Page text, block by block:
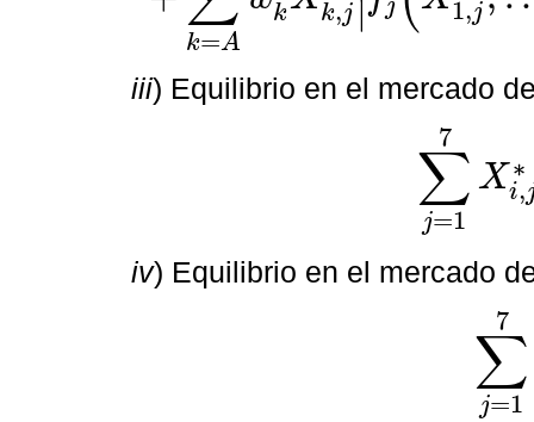
k=A
k k,j ∣ j 1,j
iii) Equilibrio en el mercado
∑
j=1
7
X ∗
i,
j=1 ,j∗+ X f
iv) Equilibrio en el mercado
∑
j=1
7
j=1